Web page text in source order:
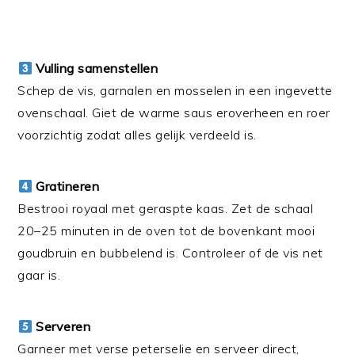
Vulling samenstellen
Schep de vis, garnalen en mosselen in een ingevette
ovenschaal. Giet de warme saus eroverheen en roer
voorzichtig zodat alles gelijk verdeeld is.
Gratineren
Bestrooi royaal met geraspte kaas. Zet de schaal
20–25 minuten in de oven tot de bovenkant mooi
goudbruin en bubbelend is. Controleer of de vis net
gaar is.
Serveren
Garneer met verse peterselie en serveer direct,